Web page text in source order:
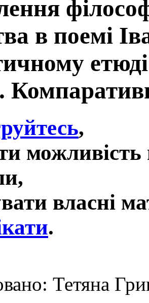
в поемі
,
можливість
власні
.
Тетяна